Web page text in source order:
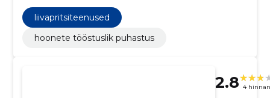
liivapritsiteenused
hoonete tööstuslik puhastus
2.8 4